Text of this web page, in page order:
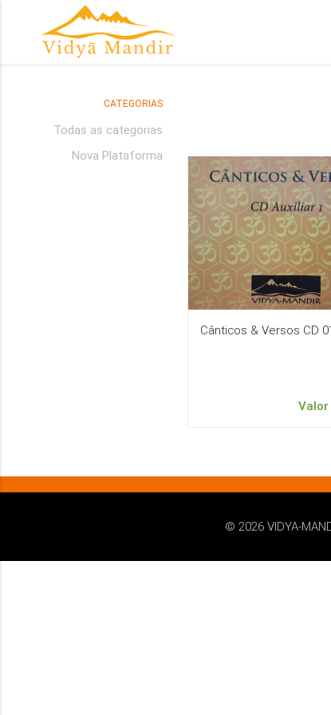
CATEGORIAS
Todas as categorias
Nova Plataforma
Cânticos & Versos CD
Valor
© 2026 VIDYA-